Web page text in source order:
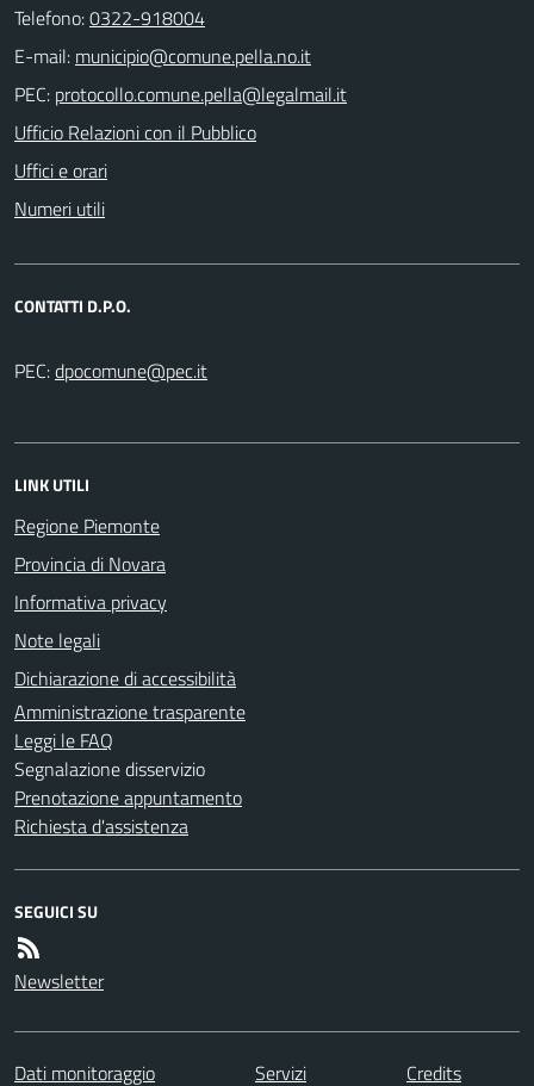
Telefono:0322-918004
E-mail:
PEC:
Ufficio Relazioni con il Pubblico
Uffici e orari
Numeri utili
CONTATTI D.P.O.
PEC:
LINK UTILI
Regione Piemonte
Provincia di Novara
Informativa privacy
Note legali
Dichiarazione di accessibilità
Amministrazione trasparente
Leggi le FAQ
Segnalazione disservizio
Prenotazione appuntamento
Richiesta d'assistenza
SEGUICI SU
Newsletter
Dati monitoraggio Servizi Credits